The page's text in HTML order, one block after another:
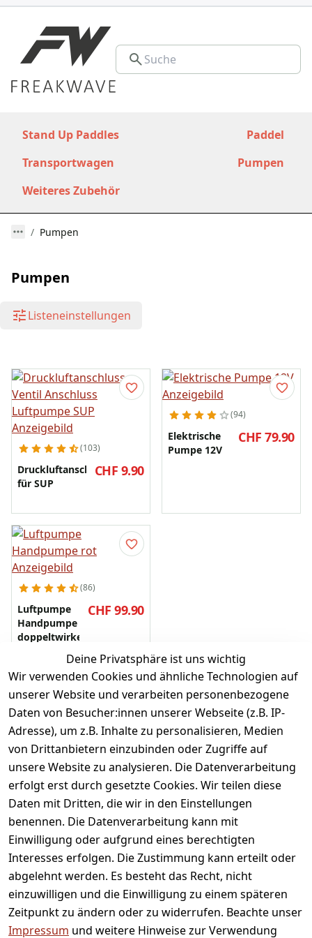
Stand Up Paddles
Paddel
Transportwagen
Pumpen
Weiteres Zubehör
Pumpen
Pumpen
Listeneinstellungen
103
Druckluftanschluss
für SUP
CHF 9.90
94
Elektrische
Pumpe 12V
CHF 79.90
86
Luftpumpe
Handpumpe
doppeltwirkend
CHF 99.90
3 Artikel von 3 Artikeln
1
Deine Privatsphäre ist uns wichtig
Wir verwenden Cookies und ähnliche Technologien auf
unserer Website und verarbeiten personenbezogene
Daten von Besucher:innen unserer Webseite (z.B. IP-
Adresse), um z.B. Inhalte zu personalisieren, Medien
von Drittanbietern einzubinden oder Zugriffe auf
unsere Website zu analysieren. Die Datenverarbeitung
erfolgt erst durch gesetzte Cookies. Wir teilen diese
Daten mit Dritten, die wir in den Einstellungen
benennen. Die Datenverarbeitung kann mit
Einwilligung oder aufgrund eines berechtigten
Interesses erfolgen. Die Zustimmung kann erteilt oder
abgelehnt werden. Es besteht das Recht, nicht
einzuwilligen und die Einwilligung zu einem späteren
Zeitpunkt zu ändern oder zu widerrufen. Beachte unser
Impressum und weitere Hinweise zur Verwendung
Heute bestellt,
morgen geliefert
100 Tage
Umtauschrecht
Gratis Versand ab
KundenserviceInformationenEinkaufen
Zahlungsarten